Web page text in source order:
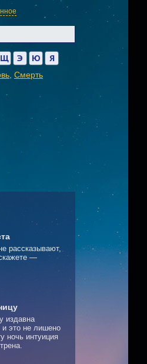
Щ Э Ю Я
Смерть
рассказывают,
—
издавна
и это не лишено
ночь интуиция